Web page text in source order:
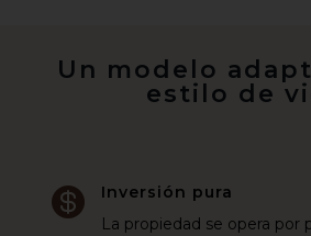
Un modelo
estilo de

Inversión pura
La propiedad se opera por